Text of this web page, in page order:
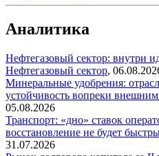
Аналитика
Нефтегазовый сектор: внутри
Нефтегазовый сектор,
Минеральные удобрения:
устойчивость вопреки
05.08.2026
Транспорт: «дно» ставок
восстановление не будет
31.07.2026